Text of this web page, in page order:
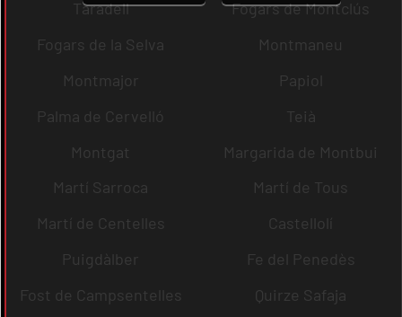
Taradell
Fogars de Montclús
Fogars de la Selva
Montmaneu
Montmajor
Papiol
Palma de Cervelló
Teià
Montgat
Margarida de Montbui
Martí Sarroca
Martí de Tous
Martí de Centelles
Castellolí
Puigdàlber
Fe del Penedès
Fost de Campsentelles
Quirze Safaja